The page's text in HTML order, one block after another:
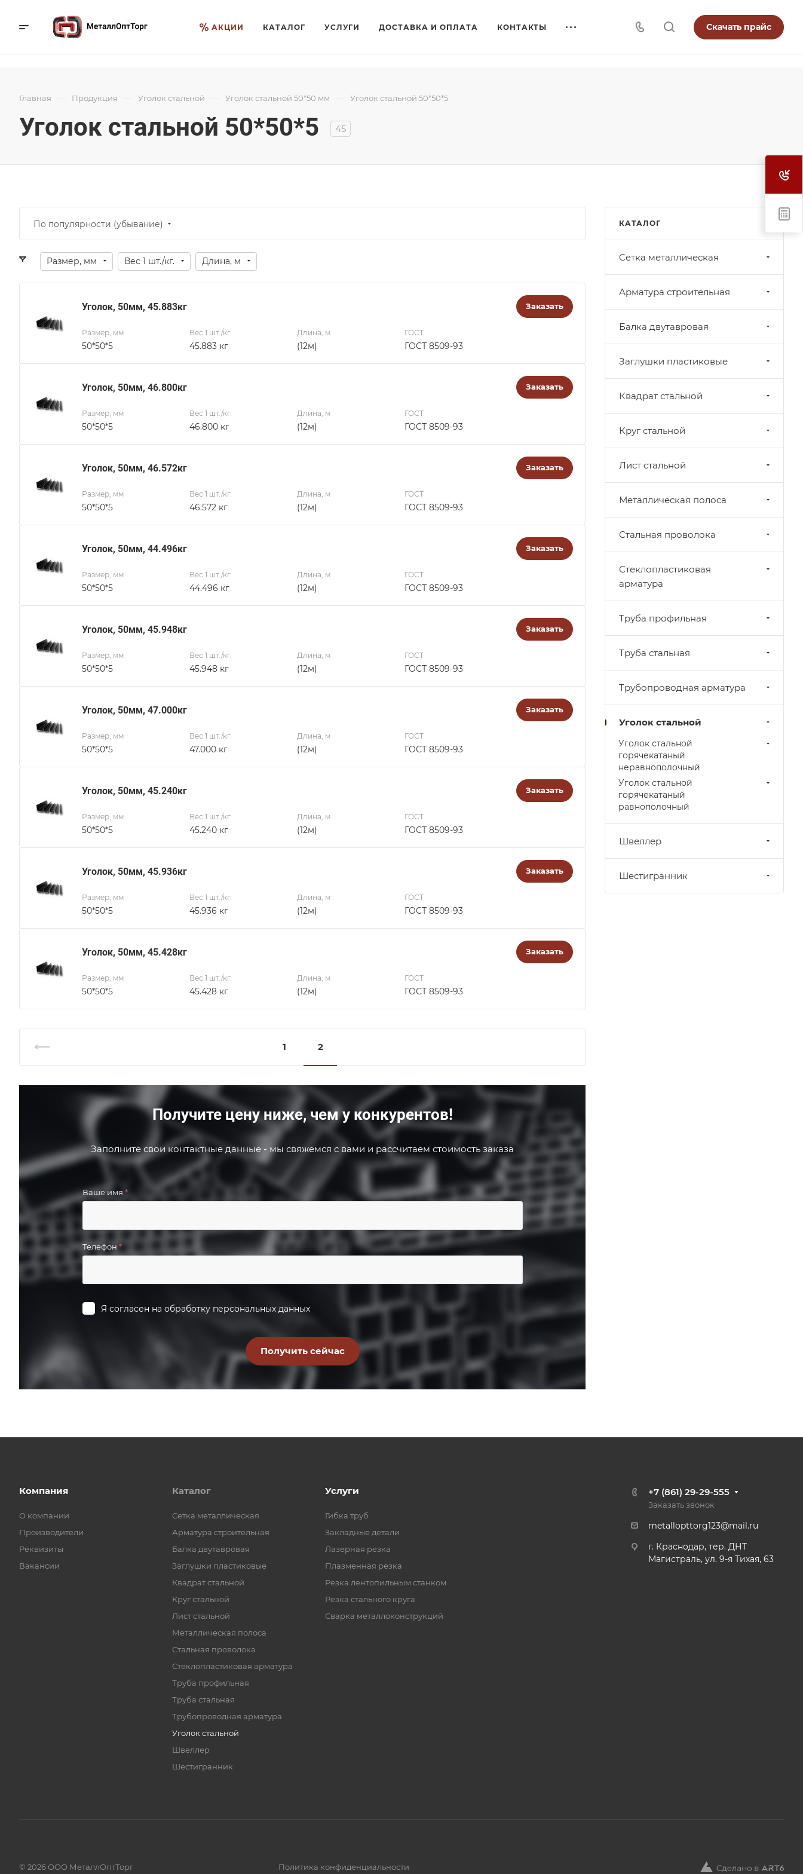
АКЦИИ КАТАЛОГ УСЛУГИ ДОСТАВКА И ОПЛАТА КОНТАКТЫ Скачать прайс
Главная — Продукция — Уголок стальной — Уголок стальной 50*50 мм — Уголок стальной 50*50*5
Уголок стальной 50*50*5 45
По популярности (убывание)
Размер, мм Вес 1 шт./кг. Длина, м
Уголок, 50мм, 45.883кг Заказать
Размер, мм
50*50*5
Вес 1 шт./кг.
45.883 кг
Длина, м
(12м)
ГОСТ
ГОСТ 8509-93
Уголок, 50мм, 46.800кг Заказать
Размер, мм
50*50*5
Вес 1 шт./кг.
46.800 кг
Длина, м
(12м)
ГОСТ
ГОСТ 8509-93
Уголок, 50мм, 46.572кг Заказать
Размер, мм
50*50*5
Вес 1 шт./кг.
46.572 кг
Длина, м
(12м)
ГОСТ
ГОСТ 8509-93
Уголок, 50мм, 44.496кг Заказать
Размер, мм
50*50*5
Вес 1 шт./кг.
44.496 кг
Длина, м
(12м)
ГОСТ
ГОСТ 8509-93
Уголок, 50мм, 45.948кг Заказать
Размер, мм
50*50*5
Вес 1 шт./кг.
45.948 кг
Длина, м
(12м)
ГОСТ
ГОСТ 8509-93
Уголок, 50мм, 47.000кг Заказать
Размер, мм
50*50*5
Вес 1 шт./кг.
47.000 кг
Длина, м
(12м)
ГОСТ
ГОСТ 8509-93
Уголок, 50мм, 45.240кг Заказать
Размер, мм
50*50*5
Вес 1 шт./кг.
45.240 кг
Длина, м
(12м)
ГОСТ
ГОСТ 8509-93
Уголок, 50мм, 45.936кг Заказать
Размер, мм
50*50*5
Вес 1 шт./кг.
45.936 кг
Длина, м
(12м)
ГОСТ
ГОСТ 8509-93
Уголок, 50мм, 45.428кг Заказать
Размер, мм
50*50*5
Вес 1 шт./кг.
45.428 кг
Длина, м
(12м)
ГОСТ
ГОСТ 8509-93
1 2
Получите цену ниже, чем у конкурентов!
Заполните свои контактные данные - мы свяжемся с вами и рассчитаем стоимость заказа
Ваше имя *
Телефон *
Я согласен на обработку персональных данных
КАТАЛОГ
Cетка металлическая
Арматура строительная
Балка двутавровая
Заглушки пластиковые
Квадрат стальной
Круг стальной
Лист стальной
Металлическая полоса
Стальная проволока
Стеклопластиковая
арматура
Труба профильная
Труба стальная
Трубопроводная арматура
Уголок стальной
Уголок стальной
горячекатаный
неравнополочный
Уголок стальной
горячекатаный
равнополочный
Швеллер
Шестигранник
Компания
О компании
Производители
Реквизиты
Вакансии
Каталог
Cетка металлическая
Арматура строительная
Балка двутавровая
Заглушки пластиковые
Квадрат стальной
Круг стальной
Лист стальной
Металлическая полоса
Стальная проволока
Стеклопластиковая арматура
Труба профильная
Труба стальная
Трубопроводная арматура
Уголок стальной
Швеллер
Шестигранник
Услуги
Гибка труб
Закладные детали
Лазерная резка
Плазменная резка
Резка лентопильным станком
Резка стального круга
Сварка металлоконструкций
+7 (861) 29-29-555
Заказать звонок
metallopttorg123@mail.ru
г. Краснодар, тер. ДНТ
Магистраль, ул. 9-я Тихая, 63
© 2026 ООО МеталлОптТорг Политика конфиденциальности